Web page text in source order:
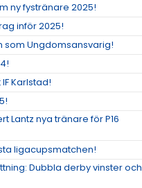
ny fystränare 2025!
inför 2025!
som Ungdomsansvarig!
Karlstad!
Lantz nya tränare för P16
ligacupsmatchen!
Dubbla derby vinster och